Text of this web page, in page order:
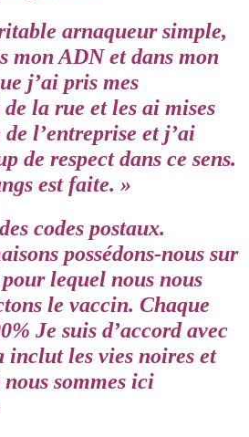
arnaqueur simple,
mon ADN et dans mon
j’ai pris mes
la rue et les ai mises
l’entreprise et j’ai
de respect dans ce sens.
est faite. »
codes postaux.
possédons-nous sur
lequel nous nous
le vaccin. Chaque
Je suis d’accord avec
inclut les vies noires et
sommes ici